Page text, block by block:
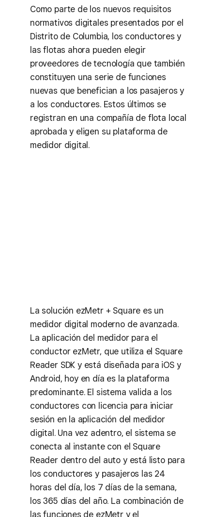
Como parte de los nuevos requisitos
normativos digitales presentados por el
Distrito de Columbia, los conductores y
las flotas ahora pueden elegir
proveedores de tecnología que también
constituyen una serie de funciones
nuevas que benefician a los pasajeros y
a los conductores. Estos últimos se
registran en una compañía de flota local
aprobada y eligen su plataforma de
medidor digital.
La solución ezMetr + Square es un
medidor digital moderno de avanzada.
La aplicación del medidor para el
conductor ezMetr, que utiliza el Square
Reader SDK y está diseñada para iOS y
Android, hoy en día es la plataforma
predominante. El sistema valida a los
conductores con licencia para iniciar
sesión en la aplicación del medidor
digital. Una vez adentro, el sistema se
conecta al instante con el Square
Reader dentro del auto y está listo para
los conductores y pasajeros las 24
horas del día, los 7 días de la semana,
los 365 días del año. La combinación de
las funciones de ezMetr y el